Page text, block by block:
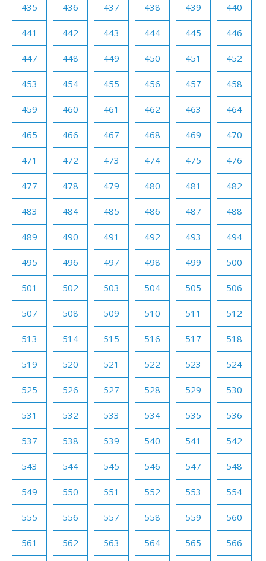
435 436 437 438 439 440
441 442 443 444 445 446
447 448 449 450 451 452
453 454 455 456 457 458
459 460 461 462 463 464
465 466 467 468 469 470
471 472 473 474 475 476
477 478 479 480 481 482
483 484 485 486 487 488
489 490 491 492 493 494
495 496 497 498 499 500
501 502 503 504 505 506
507 508 509 510 511 512
513 514 515 516 517 518
519 520 521 522 523 524
525 526 527 528 529 530
531 532 533 534 535 536
537 538 539 540 541 542
543 544 545 546 547 548
549 550 551 552 553 554
555 556 557 558 559 560
561 562 563 564 565 566